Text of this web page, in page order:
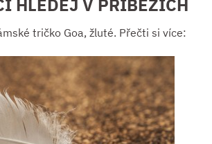
HLEDEJ V PŘÍBĚZÍCH
tričko Goa, žluté. Přečti si více: